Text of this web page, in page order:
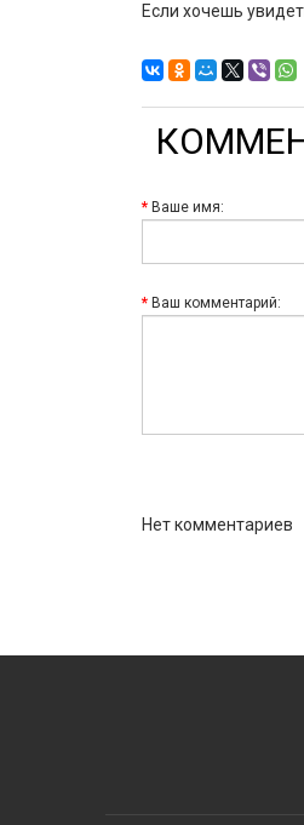
Если хочешь
Ваше имя:
Ваш комментарий:
Нет комментариев